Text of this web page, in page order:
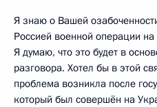
Я знаю о Вашей
Россией военной операции
Я думаю, что это будет в
разговора. Хотел бы в этой
проблема возникла после
который был совершён на